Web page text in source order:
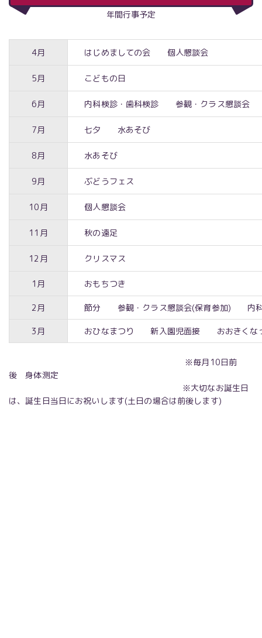
年間行事予定
4月 はじめましての会 個人懇談会
5月 こどもの日
6月 内科検診・歯科検診 参観・クラス懇談会
7月 七夕 水あそび
8月 水あそび
9月 ぶどうフェス
10月 個人懇談会
11月 秋の遠足
12月 クリスマス
1月 おもちつき
2月 節分 参観・クラス懇談会(保育参加) 内
3月 おひなまつり 新入園児面接 おおきくなっ
※毎月10日前
後 身体測定
※大切なお誕生日
は、誕生日当日にお祝いします(土日の場合は前後します)